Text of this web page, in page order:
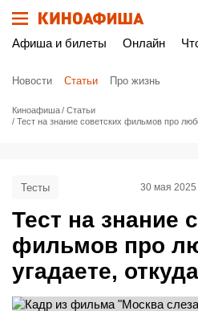
Афиша и билеты Онлайн
Новости Статьи Про жизнь
Киноафиша
Статьи
Тест на знание советских фильмов про
Тест на знание
фильмов про
угадаете,
Тесты 30 мая 2025